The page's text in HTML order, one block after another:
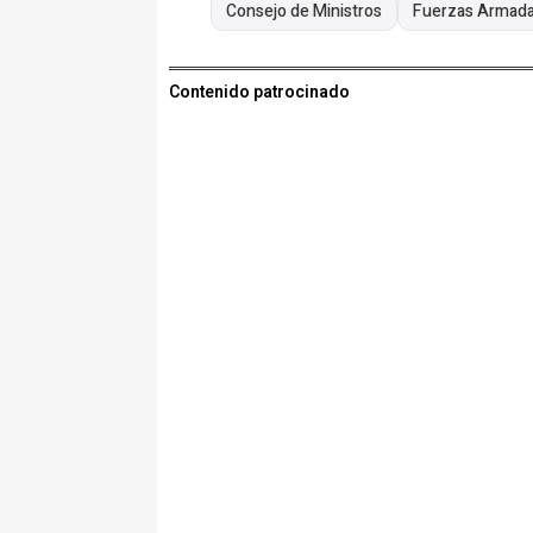
Consejo de Ministros Fuerzas
Contenido patrocinado